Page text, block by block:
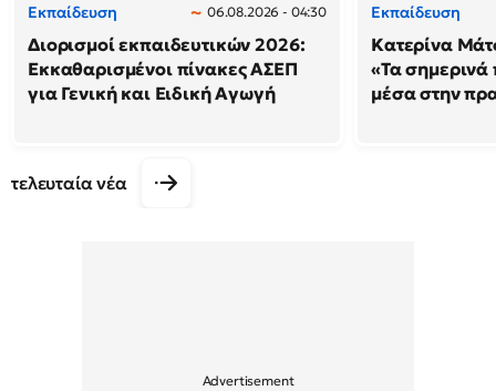
Εκπαίδευση 06.08.2026 - 04:30
Διορισμοί εκπαιδευτικών 2026:
Εκκαθαρισμένοι πίνακες ΑΣΕΠ
για Γενική και Ειδική Αγωγή
Εκπαίδευση
Κατερίνα
«Τα σημερινά
μέσα στην
τελευταία νέα